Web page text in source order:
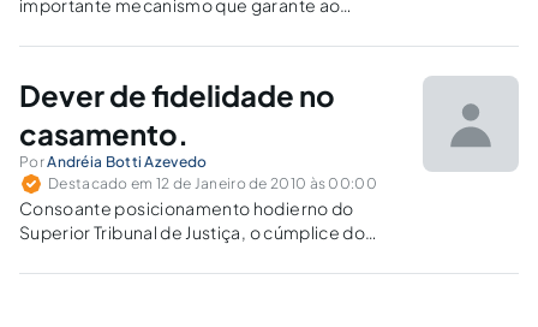
importante mecanismo que garante ao
recuperação judicial ou em falência o direito
Dever de fidelidade no
casamento.
PorAndréia Botti Azevedo
Destacado em 12 de Janeiro de 2010 às 00:00
Consoante posicionamento hodierno do
Superior Tribunal de Justiça, o cúmplice do
matrimonial, não deve indenizar o cônjuge